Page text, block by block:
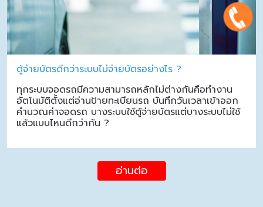
ตู้จ่ายบัตรดีกว่าระบบไม่จ่ายบัตรอย่างไร ?
ทุกระบบจอดรถมีความสามารถหลักไม่ต่างกันคือทำงาน
อัตโนมัติตั้งแต่อ่านป้ายทะเบียนรถ บันทึกวันเวลาเข้าออก
คำนวณค่าจอดรถ บางระบบใช้ตู้จ่ายบัตรแต่บางระบบไม่ใช้
แล้วแบบไหนดีกว่ากัน ?
อ่านต่อ